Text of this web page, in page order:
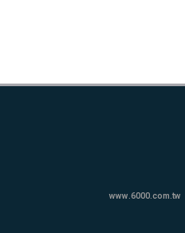
www.6000.com.tw